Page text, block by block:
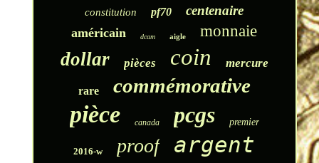
constitution pf70 centenaire
américain dcam aigle monnaie
dollar pièces coin mercure
rare commémorative
pièce canada pcgs premier
2016-w proof argent